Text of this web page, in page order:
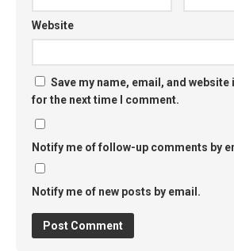
Website
Save my name, email, and
for the next time I comment.
Notify me of follow-up comments by
Notify me of new posts by email.